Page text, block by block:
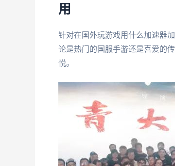
用
针对在国外玩游戏用什么加速器
论是热门的国服手游还是喜爱的
悦。